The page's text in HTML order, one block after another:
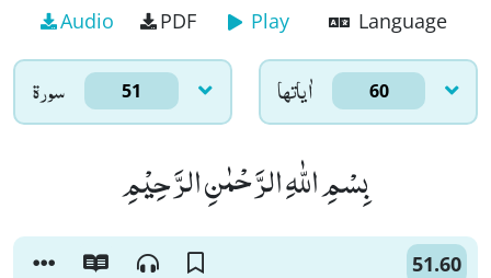
Audio PDF Play Language
سورۃ 51 اٰياتها 60
بِسْمِ اللّٰهِ الرَّحْمٰنِ الرَّحِیْمِ
51.60